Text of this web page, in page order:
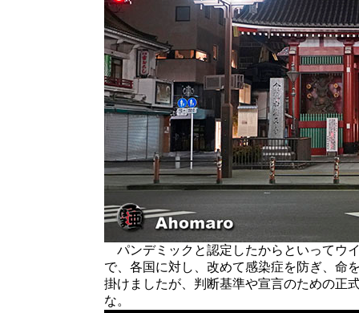
パンデミックと認定したからといってウ
で、各国に対し、改めて感染症を防ぎ、命
掛けましたが、判断基準や宣言のための正
な。